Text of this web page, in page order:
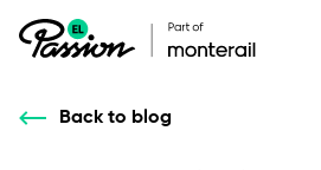
Back to blog